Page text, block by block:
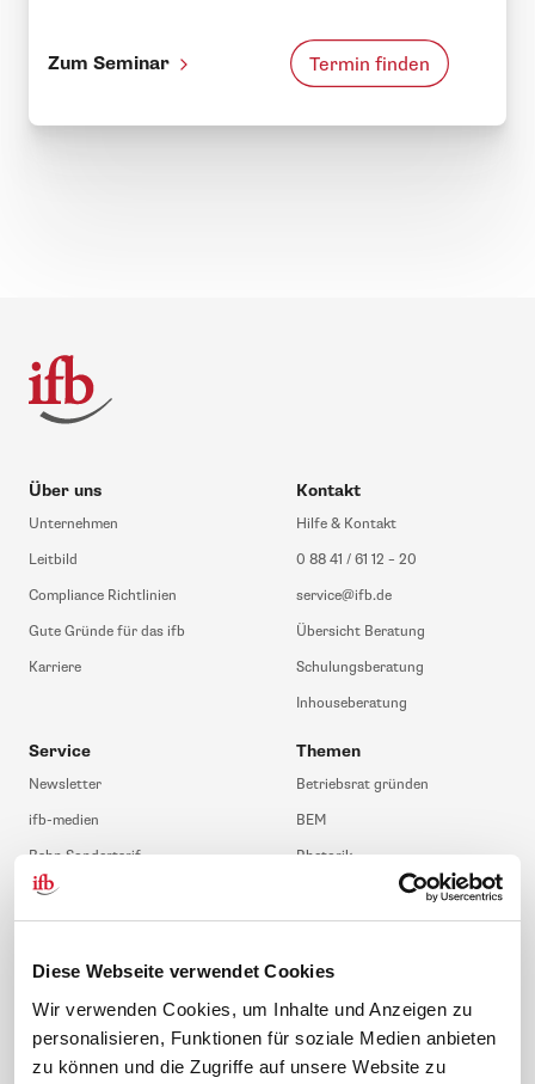
Diese Webseite verwendet Cookies
Wir verwenden Cookies, um Inhalte und Anzeigen zu
personalisieren, Funktionen für soziale Medien anbieten
zu können und die Zugriffe auf unsere Website zu
Zum Seminar Termin finden
Über uns
Unternehmen
Leitbild
Compliance Richtlinien
Gute Gründe für das ifb
Karriere
Kontakt
Hilfe & Kontakt
0 88 41 / 61 12 – 20
service@ifb.de
Übersicht Beratung
Schulungsberatung
Inhouseberatung
Service
Newsletter
ifb-medien
Bahn Sondertarif
meinifb
FAQ
ifb-App Betriebsrat360
Themen
Betriebsrat gründen
BEM
Rhetorik
JAV-Wahl
News. Wissen. Themen. Folgen Sie uns